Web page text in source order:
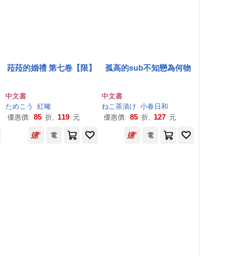
菈菈的婚禮 第七卷【限】
中文書
ためこう
紅蠍
優惠價: 85 折, 119 元
孤高的sub不知戀為何物
中文書
ねこ茶漬け 小春日和
優惠價: 85 折, 127 元
電 電